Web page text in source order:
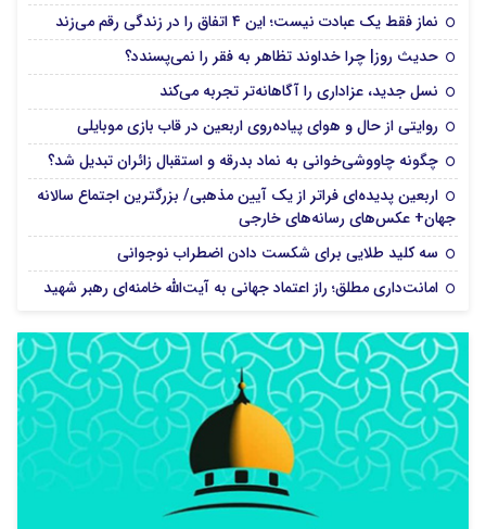
نماز فقط یک عبادت نیست؛ این ۴ اتفاق را در زندگی رقم می‌زند
حدیث روز| چرا خداوند تظاهر به فقر را نمی‌پسندد؟
نسل جدید، عزاداری را آگاهانه‌تر تجربه می‌کند
روایتی از حال و هوای پیاده‌روی اربعین در قاب بازی موبایلی
چگونه چاووشی‌خوانی به نماد بدرقه و استقبال زائران تبدیل شد؟
اربعین پدیده‌ای فراتر از یک آیین مذهبی/ بزرگترین اجتماع سالانه
جهان+ عکس‌های رسانه‌های خارجی
سه کلید طلایی برای شکست دادن اضطراب نوجوانی
امانت‌داری مطلق؛ راز اعتماد جهانی به آیت‌الله خامنه‌ای رهبر شهید